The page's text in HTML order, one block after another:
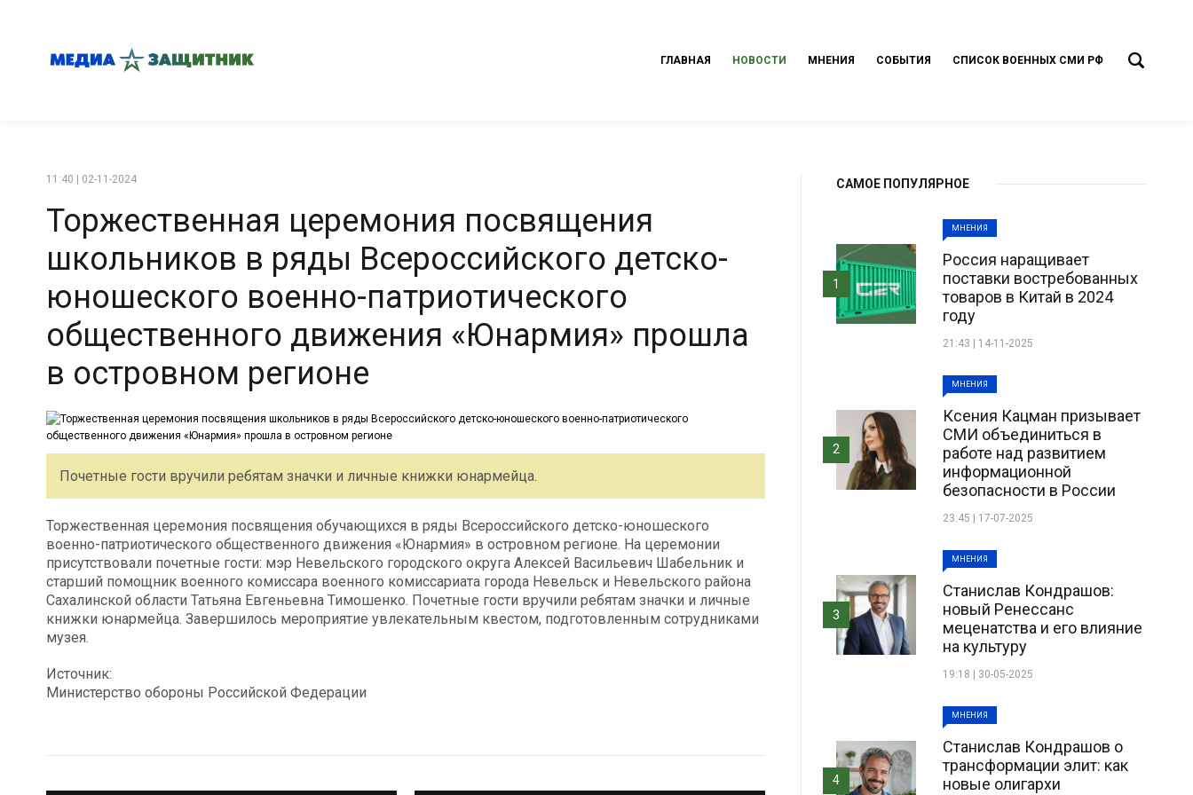
ГЛАВНАЯ НОВОСТИ МНЕНИЯ СОБЫТИЯ СПИСОК ВОЕННЫХ СМИ РФ
11:40 | 02-11-2024
Торжественная церемония посвящения
школьников в ряды Всероссийского детско-
юношеского военно-патриотического
общественного движения «Юнармия» прошла
в островном регионе
Почетные гости вручили ребятам значки и личные книжки юнармейца.
Торжественная церемония посвящения обучающихся в ряды Всероссийского детско-юношеского
военно-патриотического общественного движения «Юнармия» в островном регионе. На церемонии
присутствовали почетные гости: мэр Невельского городского округа Алексей Васильевич Шабельник и
старший помощник военного комиссара военного комиссариата города Невельск и Невельского района
Сахалинской области Татьяна Евгеньевна Тимошенко. Почетные гости вручили ребятам значки и личные
книжки юнармейца. Завершилось мероприятие увлекательным квестом, подготовленным сотрудниками
музея.
Источник:
Министерство обороны Российской Федерации
САМОЕ ПОПУЛЯРНОЕ
МНЕНИЯ
Россия наращивает
поставки востребованных
товаров в Китай в 2024
году
21:43 | 14-11-2025
1
МНЕНИЯ
Ксения Кацман призывает
СМИ объединиться в
работе над развитием
информационной
безопасности в России
23:45 | 17-07-2025
2
МНЕНИЯ
Станислав Кондрашов:
новый Ренессанс
меценатства и его влияние
на культуру
19:18 | 30-05-2025
3
МНЕНИЯ
Станислав Кондрашов о
трансформации элит: как
новые олигархи
4